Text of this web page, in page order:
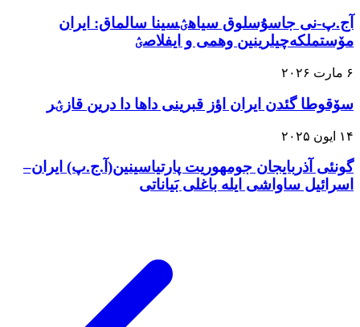
آج.پ-نی جاسۇسلوق سیاهؽسینا سالماق: ایران
مۆستملکه‌چیلرینین وهمی و ایفلاصؽ
۶ مارت ۲۰۲۶
سۆقوطا گئدن ایران اؤز قبرینی داها دا درین قازؽر
۱۴ ایون ۲۰۲۵
گونئی آذربایجان جومهوریت پارتیاسینین(آ.ج.پ) ایران–
اسرائیل ساواشی ایله باغلی بَیاناتی